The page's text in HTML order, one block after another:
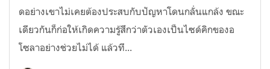
ดอย่างเขาไม่เคยต้องประสบกับปัญหาโดนกลั่นแกล้ง ขณะ
เดียวกันก็ก่อให้เกิดความรู้สึกว่าตัวเองเป็นไซด์คิกของอ
โซลาอย่างช่วยไม่ได้ แล้วที...